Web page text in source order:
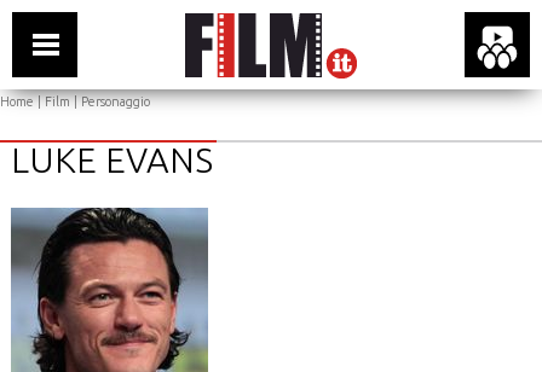
Home|Film| Personaggio
LUKE EVANS